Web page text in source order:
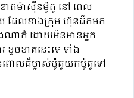
ខាតម៉ាស៊ីនម៉ូតូ នៅ ពេល
ដែលខាងក្រុម ហ៊ុនដឹកមក
ណាក៏ ដោយមិនមានអ្នក
ខូចខាតនេះទេ ទាំង
ពោលគឺម្ចាស់ម៉ូតូយកម៉ូតូទៅ